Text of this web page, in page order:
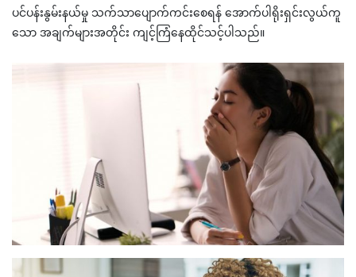
ပင်ပန်းနွမ်းနယ်မှု သက်သာပျောက်ကင်းစေရန် အောက်ပါရိုးရှင်းလွယ်ကူ
သော အချက်များအတိုင်း ကျင့်ကြံနေထိုင်သင့်ပါသည်။